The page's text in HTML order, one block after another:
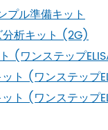
プル準備キット
分析キット (2G)
(ワンステップ
ット (ワンステップ
ット (ワンステップ